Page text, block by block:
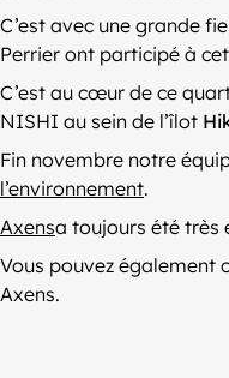
C’est avec une grande
Perrier ont participé à
C’est au cœur de ce
NISHI au sein de l’îlot
Fin novembre notre
l’environnement.
Axensa toujours été très
Vous pouvez également
Axens.